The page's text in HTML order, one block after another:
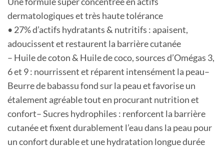
dermatologiques et très haute tolérance
• 27% d’actifs hydratants & nutritifs : apaisent,
adoucissent et restaurent la barrière cutanée
– Huile de coton & Huile de coco, sources d’Omégas 3,
6 et 9 : nourrissent et réparent intensément la peau–
Beurre de babassu fond sur la peau et favorise un
étalement agréable tout en procurant nutrition et
confort– Sucres hydrophiles : renforcent la barrière
cutanée et fixent durablement l’eau dans la peau pour
un confort durable et une hydratation longue durée